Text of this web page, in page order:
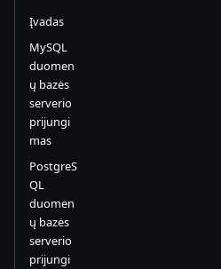
Įvadas
MySQL
duomen
ų bazės
serverio
prijungi
mas
PostgreS
QL
duomen
ų bazės
serverio
prijungi